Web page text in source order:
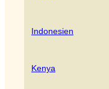
Indonesien
Kenya